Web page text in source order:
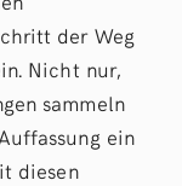
der Weg
Nicht nur,
sammeln
ein
diesen